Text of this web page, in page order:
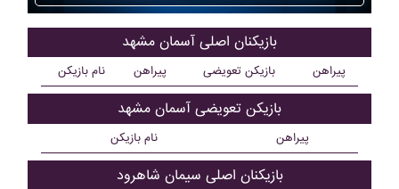
بازیکنان اصلی آسمان مشهد
نام بازیکن پیراهن بازیکن تعویضی پیراهن
بازیکن تعویضی آسمان مشهد
نام بازیکن پیراهن
بازیکنان اصلی سيمان شاهرود